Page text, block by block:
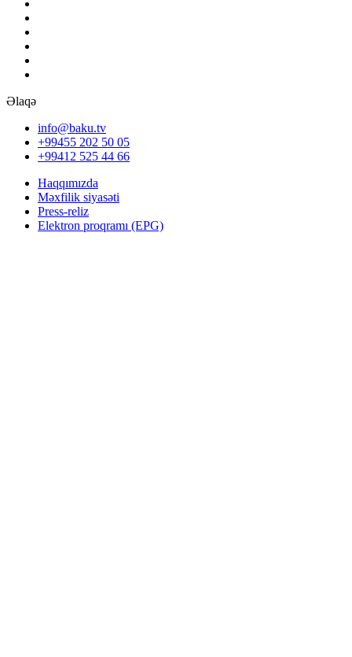
Əlaqə
info@baku.tv
+99455 202 50 05
+99412 525 44 66
Haqqımızda
Məxfilik siyasəti
Press-reliz
Elektron proqramı (EPG)